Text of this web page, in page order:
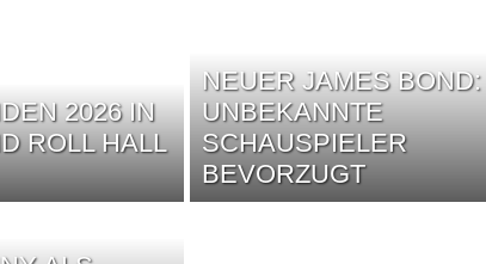
2026 IN
ROLL HALL
NEUER JAMES BOND:
UNBEKANNTE
SCHAUSPIELER
BEVORZUGT